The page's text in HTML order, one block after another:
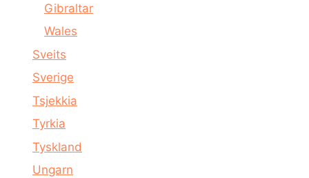
Gibraltar
Wales
Sveits
Sverige
Tsjekkia
Tyrkia
Tyskland
Ungarn